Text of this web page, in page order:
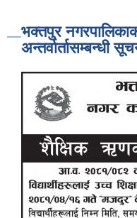
भक्तपुर
अन्तर्वार्तासम्बन्धी